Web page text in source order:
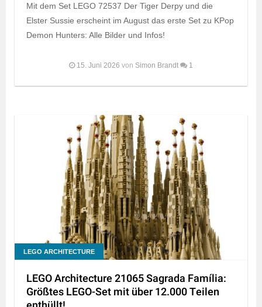
Mit dem Set LEGO 72537 Der Tiger Derpy und die
Elster Sussie erscheint im August das erste Set zu KPop
Demon Hunters: Alle Bilder und Infos!
15. Juni 2026 von Simon Brandt 1
LEGO ARCHITECTURE
LEGO Architecture 21065 Sagrada Família:
Größtes LEGO-Set mit über 12.000 Teilen